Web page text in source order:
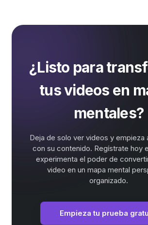
¿Listo para
tus videos en
mentales?
Deja de solo ver videos y empieza
con su contenido. Regístrate hoy
experimenta el poder de
video en un mapa mental
organizado.
Empieza tu prueba